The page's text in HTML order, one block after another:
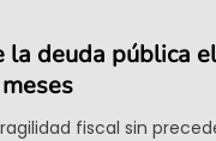
la deuda pública
fiscal sin